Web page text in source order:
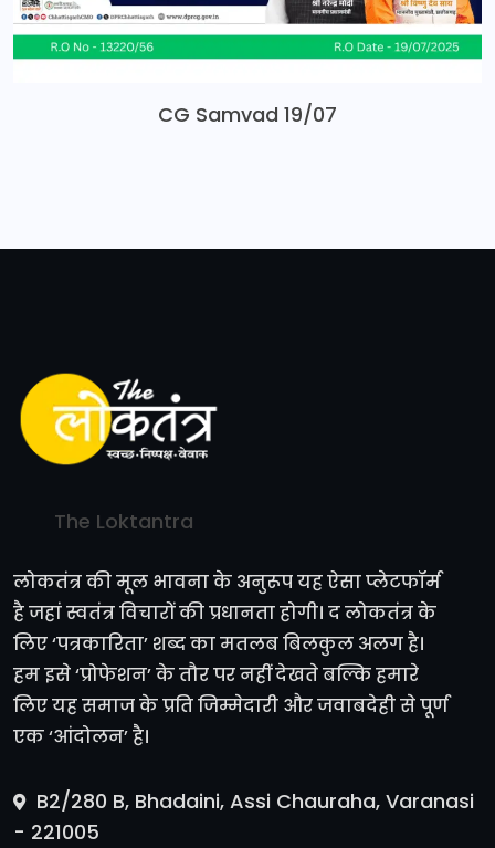
CG Samvad 19/07
The Loktantra
लोकतंत्र की मूल भावना के अनुरूप यह ऐसा प्लेटफॉर्म
है जहां स्वतंत्र विचारों की प्रधानता होगी। द लोकतंत्र के
लिए ‘पत्रकारिता’ शब्द का मतलब बिलकुल अलग है।
हम इसे ‘प्रोफेशन’ के तौर पर नहीं देखते बल्कि हमारे
लिए यह समाज के प्रति जिम्मेदारी और जवाबदेही से पूर्ण
एक ‘आंदोलन’ है।
B2/280 B, Bhadaini, Assi Chauraha, Varanasi
- 221005